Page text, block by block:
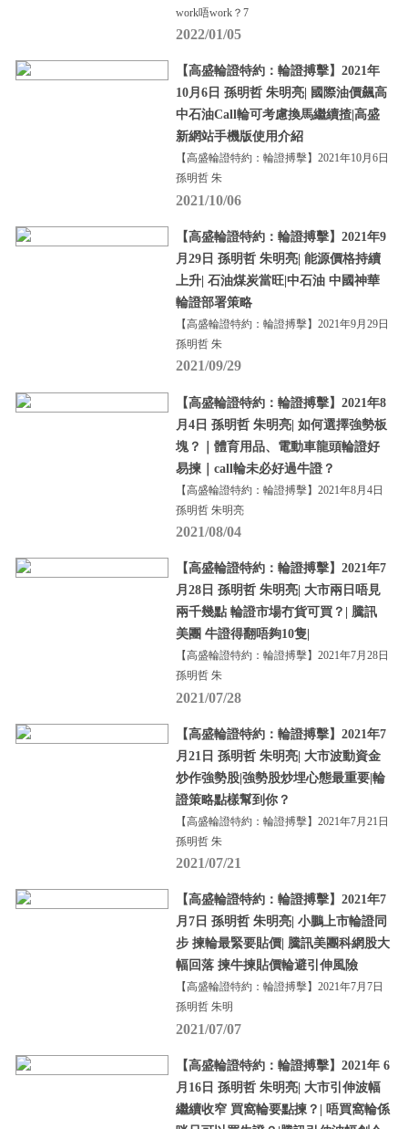
work唔work？7
2022/01/05
【高盛輪證特約：輪證搏擊】2021年
10月6日 孫明哲 朱明亮| 國際油價飆高
中石油Call輪可考慮換馬繼續揸|高盛
新網站手機版使用介紹
【高盛輪證特約：輪證搏擊】2021年10月6日
孫明哲 朱
2021/10/06
【高盛輪證特約：輪證搏擊】2021年9
月29日 孫明哲 朱明亮| 能源價格持續
上升| 石油煤炭當旺|中石油 中國神華
輪證部署策略
【高盛輪證特約：輪證搏擊】2021年9月29日
孫明哲 朱
2021/09/29
【高盛輪證特約：輪證搏擊】2021年8
月4日 孫明哲 朱明亮| 如何選擇強勢板
塊？｜體育用品、電動車龍頭輪證好
易揀｜call輪未必好過牛證？
【高盛輪證特約：輪證搏擊】2021年8月4日
孫明哲 朱明亮
2021/08/04
【高盛輪證特約：輪證搏擊】2021年7
月28日 孫明哲 朱明亮| 大市兩日唔見
兩千幾點 輪證市場冇貨可買？| 騰訊
美團 牛證得翻唔夠10隻|
【高盛輪證特約：輪證搏擊】2021年7月28日
孫明哲 朱
2021/07/28
【高盛輪證特約：輪證搏擊】2021年7
月21日 孫明哲 朱明亮| 大市波動資金
炒作強勢股|強勢股炒埋心態最重要|輪
證策略點樣幫到你？
【高盛輪證特約：輪證搏擊】2021年7月21日
孫明哲 朱
2021/07/21
【高盛輪證特約：輪證搏擊】2021年7
月7日 孫明哲 朱明亮| 小鵬上市輪證同
步 揀輪最緊要貼價| 騰訊美團科網股大
幅回落 揀牛揀貼價輪避引伸風險
【高盛輪證特約：輪證搏擊】2021年7月7日
孫明哲 朱明
2021/07/07
【高盛輪證特約：輪證搏擊】2021年 6
月16日 孫明哲 朱明亮| 大市引伸波幅
繼續收窄 買窩輪要點揀？| 唔買窩輪係